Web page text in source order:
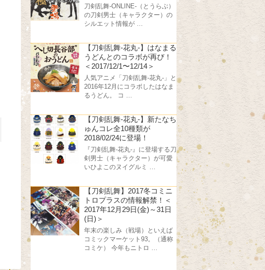
刀剣乱舞-ONLINE-（とうらぶ）
の刀剣男士（キャラクター）の
シルエット情報が …
【刀剣乱舞-花丸-】はなまる
うどんとのコラボが再び！
＜2017/12/1〜12/14＞
人気アニメ「刀剣乱舞-花丸-」と
2016年12月にコラボしたはなま
るうどん。 コ …
【刀剣乱舞-花丸-】新たなち
ゅんコレ全10種類が
2018/02/24に登場！
『刀剣乱舞-花丸-』に登場する刀
剣男士（キャラクター）が可愛
いひよこのヌイグルミ …
【刀剣乱舞】2017冬コミニ
トロプラスの情報解禁！＜
2017年12月29日(金)～31日
(日)＞
年末の楽しみ（戦場）といえば
コミックマーケット93。（通称
コミケ） 今年もニトロ …